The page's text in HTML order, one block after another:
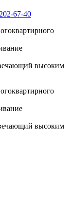
67-40
высоким
высоким